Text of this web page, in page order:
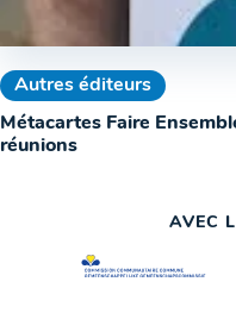
Autres éditeurs
Métacartes Faire
réunions
AVEC